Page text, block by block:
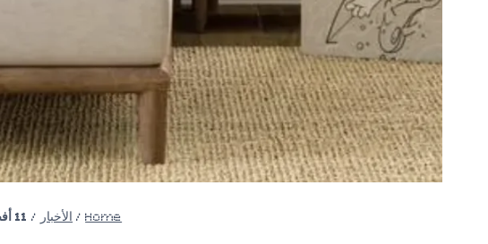
Home
/ الأخبار / 11 أفضل أغطية مرتبة لقضاء ليلة سعيدة (2022) | المعماري هضم